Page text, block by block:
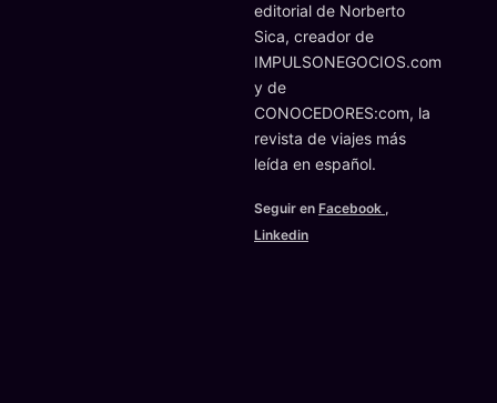
editorial de Norberto
Sica, creador de
IMPULSONEGOCIOS.com
y de
CONOCEDORES:com, la
revista de viajes más
leída en español.
Seguir en Facebook ,
Linkedin